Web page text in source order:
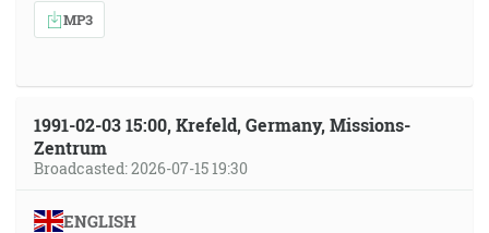
MP3
1991-02-03 15:00, Krefeld, Germany, Missions-
Zentrum
Broadcasted: 2026-07-15 19:30
ENGLISH